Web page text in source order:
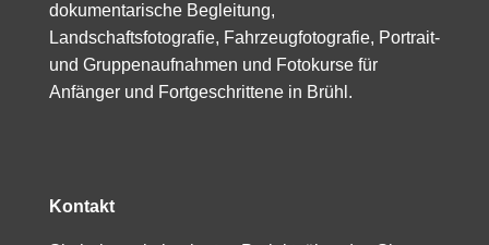
dokumentarische Begleitung,
Landschaftsfotografie, Fahrzeugfotografie, Portrait-
und Gruppenaufnahmen und Fotokurse für
Anfänger und Fortgeschrittene in Brühl.
Kontakt